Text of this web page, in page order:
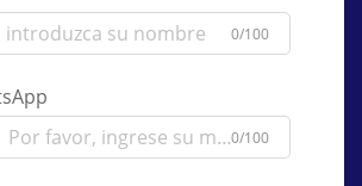
0/100
0/100